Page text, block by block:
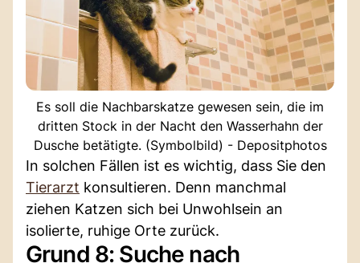
Es soll die Nachbarskatze gewesen sein, die im
dritten Stock in der Nacht den Wasserhahn der
Dusche betätigte. (Symbolbild) - Depositphotos
In solchen Fällen ist es wichtig, dass Sie den
Tierarzt konsultieren. Denn manchmal
ziehen Katzen sich bei Unwohlsein an
isolierte, ruhige Orte zurück.
Grund 8: Suche nach